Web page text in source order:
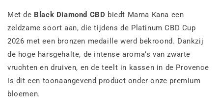
Met de Black Diamond CBD biedt Mama Kana een
zeldzame soort aan, die tijdens de Platinum CBD Cup
2026 met een bronzen medaille werd bekroond. Dankzij
de hoge harsgehalte, de intense aroma’s van zwarte
vruchten en druiven, en de teelt in kassen in de Provence
is dit een toonaangevend product onder onze premium
bloemen.